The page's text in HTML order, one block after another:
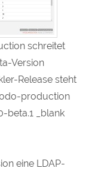
schreitet
Version
Release steht
production
beta.1 _blank
eine LDAP-